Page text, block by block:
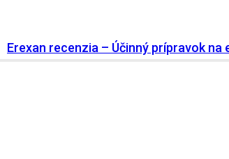
Erexan recenzia – Účinný prípravok na